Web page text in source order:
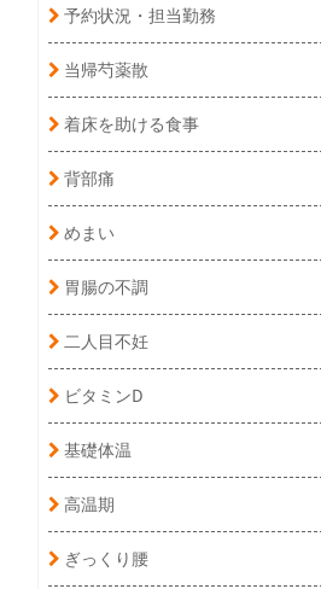
予約状況・担当勤務
当帰芍薬散
着床を助ける食事
背部痛
めまい
胃腸の不調
二人目不妊
ビタミンD
基礎体温
高温期
ぎっくり腰